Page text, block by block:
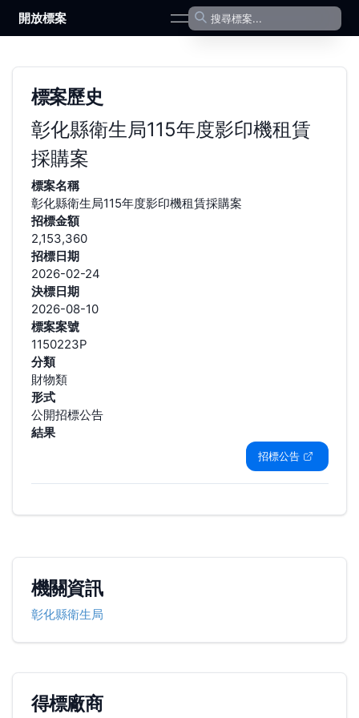
開放標案 open navigation menu
標案歷史
彰化縣衛生局115年度影印機租賃
採購案
標案名稱
彰化縣衛生局115年度影印機租賃採購案
招標金額
2,153,360
招標日期
2026-02-24
決標日期
2026-08-10
標案案號
1150223P
分類
財物類
形式
公開招標公告
結果
招標公告
機關資訊
彰化縣衛生局
得標廠商